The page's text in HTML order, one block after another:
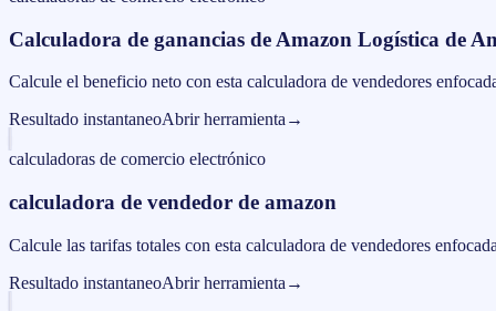
Calculadora de ganancias de Amazon Logística de
Calcule el beneficio neto con esta calculadora de vendedores
Resultado instantaneoAbrir herramienta →
calculadoras de comercio electrónico
calculadora de vendedor de amazon
Calcule las tarifas totales con esta calculadora de vendedores
Resultado instantaneoAbrir herramienta →